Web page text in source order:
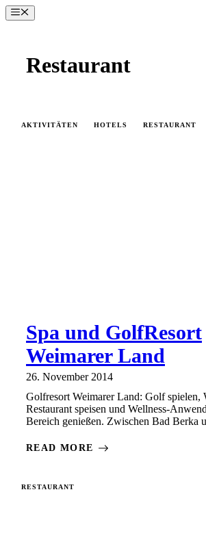
Zum
Inhalt
Menü
Restaurant
AKTIVITÄTEN HOTELS RESTAURANT
Spa und GolfResort
Weimarer Land
26. November 2014
Golfresort Weimarer Land: Golf spielen,
Restaurant speisen und Wellness-
Bereich genießen. Zwischen Bad Berka
READ MORE
RESTAURANT